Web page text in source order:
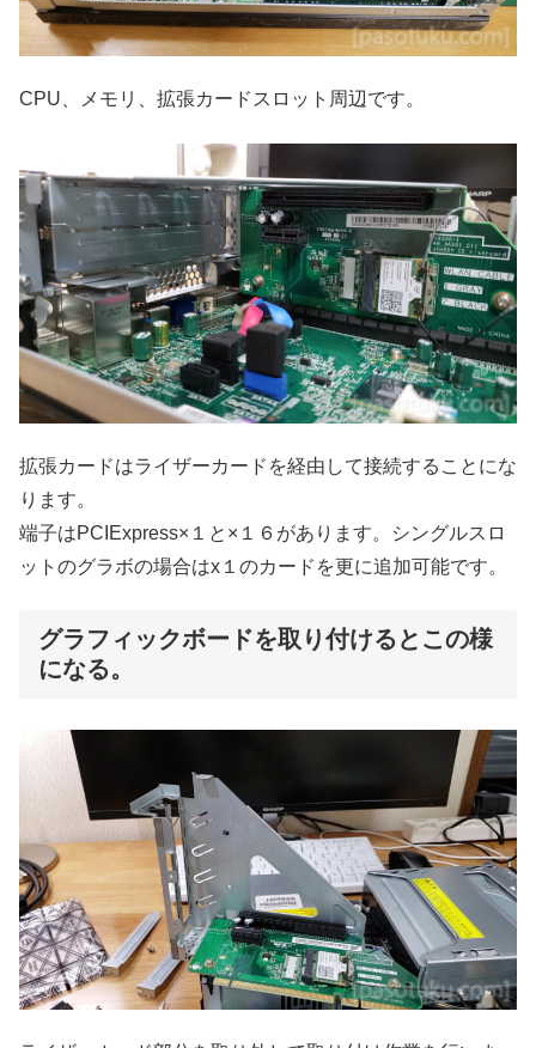
CPU、メモリ、拡張カードスロット周辺です。
拡張カードはライザーカードを経由して接続することにな
ります。
端子はPCIExpress×１と×１６があります。シングルスロ
ットのグラボの場合はx１のカードを更に追加可能です。
グラフィックボードを取り付けるとこの様
になる。